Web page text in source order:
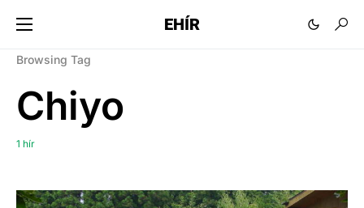
EHÍR
Browsing Tag
Chiyo
1 hír